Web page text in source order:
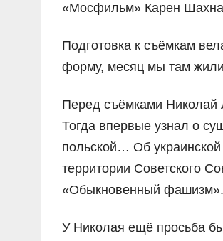
«Мосфильм» Карен
Подготовка к съёмкам
форму, месяц мы там
Перед съёмками Николай
Тогда впервые узнал о
польской… Об
территории Советского
«Обыкновенный фашизм».
У Николая ещё просьба